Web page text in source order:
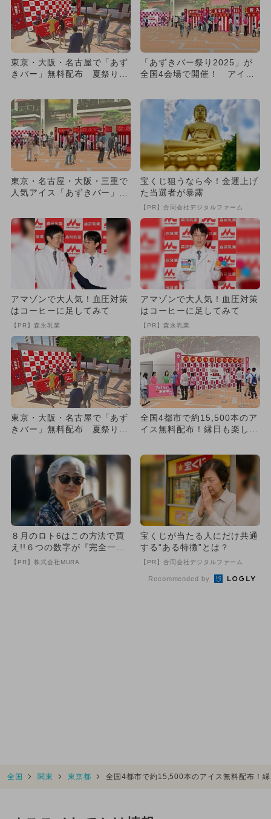
東京・大阪・名古屋で「あず
きバー」無料配布 夏祭りイ
「あずきバー祭り2025」が
全国4会場で開催！ アイス
し...
東京・名古屋・大阪・三重で
人気アイス「あずきバー」を
宝くじ狙うなら今！金運上げ
た当選者が暴露
【PR】合同会社デジタルファーム
アマゾンで大人気！血圧対策
はコーヒーに足してみて
【PR】森永乳業
アマゾンで大人気！血圧対策
はコーヒーに足してみて
【PR】森永乳業
東京・大阪・名古屋で「あず
きバー」無料配布 夏祭りイ
全国4都市で約15,500本のア
イス無料配布！縁日も楽しめ
８月のロト6はこの方法で買
え!!６つの数字が『完全一
致』する方法
【PR】株式会社MURA
宝くじが当たる人にだけ共通
する“ある特徴”とは？
【PR】合同会社デジタルファーム
Recommended by
全国 関東 東京都 全国4都市で約15,500本のアイス無料配布！